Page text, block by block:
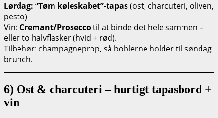
Lørdag: “Tøm køleskabet”-tapas(ost, charcuteri, oliven,
pesto)
Vin: Cremant/Proseccotil at binde det hele sammen –
eller to halvflasker (hvid + rød).
Tilbehør: champagneprop, så boblerne holder til søndag
brunch.
6) Ost & charcuteri – hurtigt tapasbord +
vin